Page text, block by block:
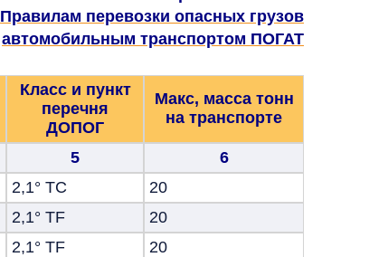
Правилам перевозки опасных грузов
автомобильным транспортом ПОГАТ
Класс и пункт
перечня
ДОПОГ
Макс, масса тонн
на транспорте
5
6
2,1° ТС
20
2,1° TF
20
2,1° TF
20